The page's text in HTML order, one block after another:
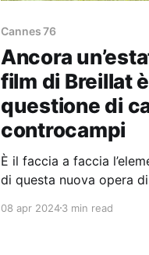
Cannes 76
Ancora
film di Breillat
questione di
controcampi
È il faccia a faccia
di questa nuova opera
quella che è la sintassi
08 apr 20243 min read